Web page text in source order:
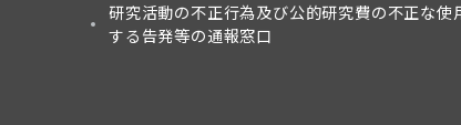
研究活動の不正行為及び公的研究費の不正な使
する告発等の通報窓口